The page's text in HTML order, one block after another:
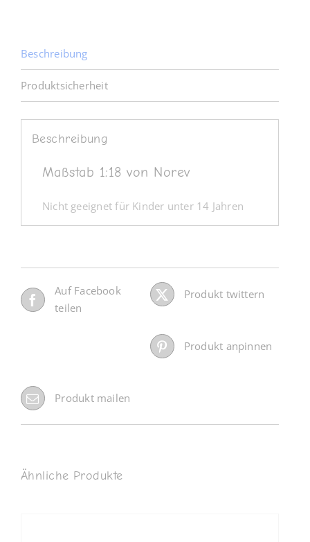
Beschreibung
Produktsicherheit
Beschreibung
Maßstab 1:18 von Norev
Nicht geeignet für Kinder unter 14 Jahren
Auf Facebook
teilen
Produkt twittern
Produkt anpinnen
Produkt mailen
Ähnliche Produkte